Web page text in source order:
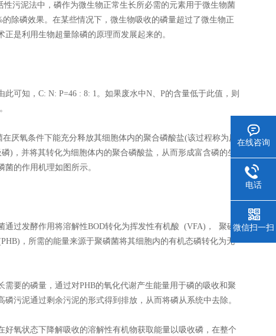
污泥法中，磷作为微生物正常生长所必需的元素用于微生物菌
除磷效果。在某些情况下，微生物吸收的磷量超过了微生物正
是利用生物超量除磷的原理而发展起来的。
可知，C: N: P=46 : 8: 1。如果废水中N、P的含量低于此值，则
厌氧条件下能充分释放其细胞体内的聚合磷酸盐(该过程称为厌
，并将其转化为细胞体内的聚合磷酸盐，从而形成富含磷的生
的作用机理如图所示。
过发酵作用将溶解性BOD转化为挥发性有机酸 (VFA)， 聚磷
，所需的能量来源于聚磷菌将其细胞内的有机态磷转化为无
要的磷量，通过对PHB的氧化代谢产生能量用于磷的吸收和聚
污泥通过剩余污泥的形式得到排放，从而将磷从系统中去除。
氧状态下降解吸收的溶解性有机物获取能量以吸收磷，在整个
在线咨询
电话
微信扫一扫